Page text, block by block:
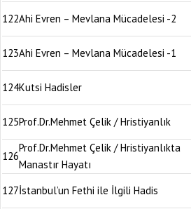
122Ahi Evren – Mevlana Mücadelesi -2
123Ahi Evren – Mevlana Mücadelesi -1
124Kutsi Hadisler
125Prof.Dr.Mehmet Çelik / Hristiyanlık
126
Prof.Dr.Mehmet Çelik / Hristiyanlıkta
Manastır Hayatı
127İstanbul’un Fethi ile İlgili Hadis